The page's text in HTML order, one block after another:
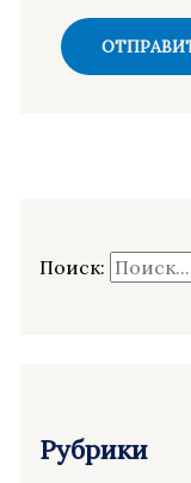
Поиск:
Рубрики